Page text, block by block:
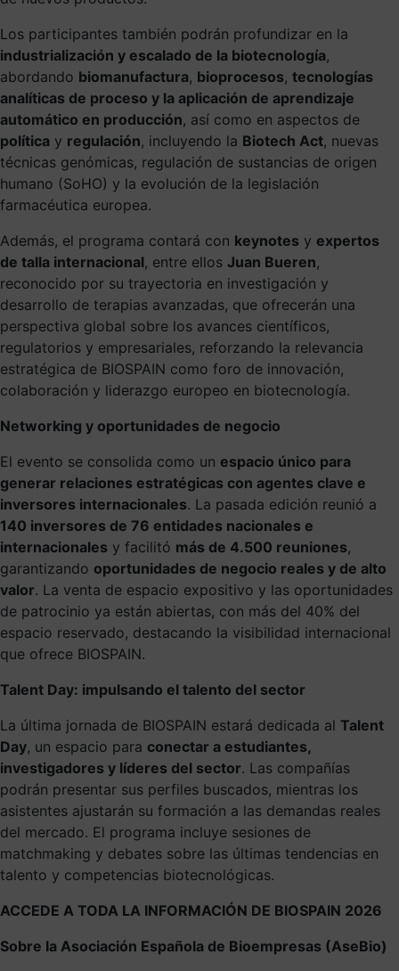
Los participantes también podrán profundizar en la
industrialización y escalado de la biotecnología,
abordando biomanufactura, bioprocesos, tecnologías
analíticas de proceso y la aplicación de aprendizaje
automático en producción, así como en aspectos de
política y regulación, incluyendo la Biotech Act, nuevas
técnicas genómicas, regulación de sustancias de origen
humano (SoHO) y la evolución de la legislación
farmacéutica europea.
Además, el programa contará con keynotes y expertos
de talla internacional, entre ellos Juan Bueren,
reconocido por su trayectoria en investigación y
desarrollo de terapias avanzadas, que ofrecerán una
perspectiva global sobre los avances científicos,
regulatorios y empresariales, reforzando la relevancia
estratégica de BIOSPAIN como foro de innovación,
colaboración y liderazgo europeo en biotecnología.
Networking y oportunidades de negocio
El evento se consolida como un espacio único para
generar relaciones estratégicas con agentes clave e
inversores internacionales. La pasada edición reunió a
140 inversores de 76 entidades nacionales e
internacionales y facilitó más de 4.500 reuniones,
garantizando oportunidades de negocio reales y de alto
valor. La venta de espacio expositivo y las oportunidades
de patrocinio ya están abiertas, con más del 40% del
espacio reservado, destacando la visibilidad internacional
que ofrece BIOSPAIN.
Talent Day: impulsando el talento del sector
La última jornada de BIOSPAIN estará dedicada al Talent
Day, un espacio para conectar a estudiantes,
investigadores y líderes del sector. Las compañías
podrán presentar sus perfiles buscados, mientras los
asistentes ajustarán su formación a las demandas reales
del mercado. El programa incluye sesiones de
matchmaking y debates sobre las últimas tendencias en
talento y competencias biotecnológicas.
ACCEDE A TODA LA INFORMACIÓN DE BIOSPAIN 2026
Sobre la Asociación Española de Bioempresas (AseBio)